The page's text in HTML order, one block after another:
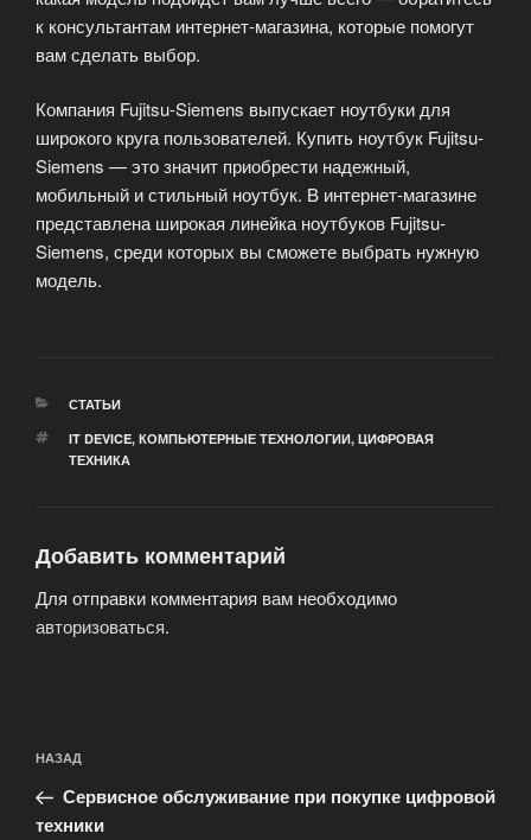
к консультантам интернет-магазина, которые помогут
вам сделать выбор.
Компания Fujitsu-Siemens выпускает ноутбуки для
широкого круга пользователей. Купить ноутбук Fujitsu-
Siemens — это значит приобрести надежный,
мобильный и стильный ноутбук. B интернет-магазине
представлена широкая линейка ноутбуков Fujitsu-
Siemens, среди которых вы сможете выбрать нужную
модель.
РУБРИКИ
СТАТЬИ
МЕТКИ
IT DEVICE, КОМПЬЮТЕРНЫЕ ТЕХНОЛОГИИ, ЦИФРОВАЯ
ТЕХНИКА
Добавить комментарий
Для отправки комментария вам необходимо
авторизоваться.
по
записям
Предыдущая
запись:
НАЗАД
Сервисное обслуживание при покупке цифровой
техники